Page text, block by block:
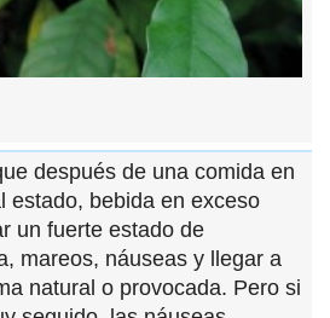
después de una comida en
estado, bebida en exceso
un fuerte estado de
mareos, náuseas y llegar a
natural o provocada. Pero si